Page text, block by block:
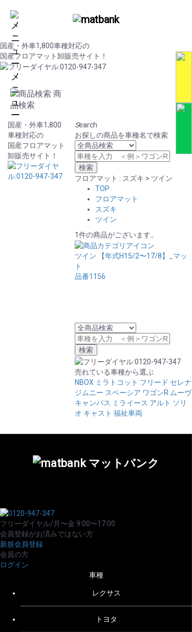
国産・外車1,800車種対応の
国産フロアマット卸販売サイト！
商
品検索
メ
ニ
ュ
ー
国産・外車1,800
車種対応の
国産フロアマット
卸販売サイト！
Search
お探しの商品を車種名で検索
フロアマット : スズキ > ツイン
TOP
フロアマット
スズキ
ツイン
1件の商品がございます。
ツイン 【年式H15/2〜17/8】_マッ
ト
品番1156
売れている車種から選ぶ
NBOX ミラトコット フリード セレナ
ジムニー スペーシア ワゴンR ムーヴ
キャンバス ミライース アルト ソリ
オ キャスト 福祉車両
フリーダイヤル/月〜金 9:00〜17:00
会員登録がお済みではない方
新規会員登録
会員の方
ログイン
車種
レクサス
トヨタ